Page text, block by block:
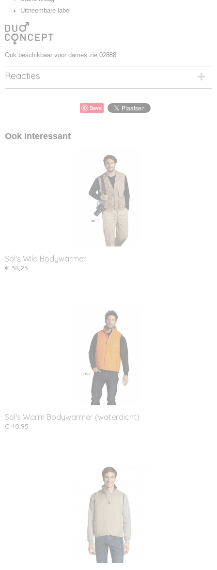
Uitneembare label
Ook beschikbaar voor dames zie 02888
Reacties
Save
Ook interessant
Sol's Wild Bodywarmer
€ 38,25
Sol's Warm Bodywarmer (waterdicht)
€ 40,95